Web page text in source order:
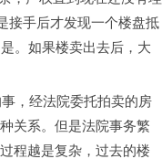
接手后才发现一个楼盘抵
。如果楼卖出去后，大
，经法院委托拍卖的房
关系。但是法院事务繁
程越是复杂，过去的楼